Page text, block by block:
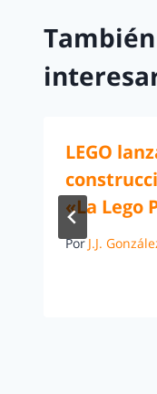
LEGO
«La Lego
Por J.J.